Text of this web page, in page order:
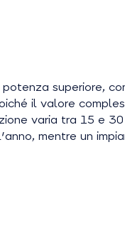
superiore,
il valore
varia tra 15 e
mentre un